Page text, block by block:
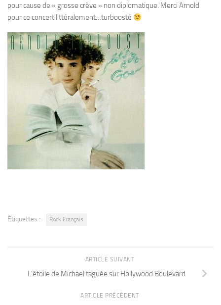
pour cause de « grosse crève » non diplomatique. Merci Arnold
pour ce concert littéralement…turboosté
Étiquettes : Rock Français
ARTICLE SUIVANT
L’étoile de Michael taguée sur Hollywood Boulevard
ARTICLE PRÉCÉDENT